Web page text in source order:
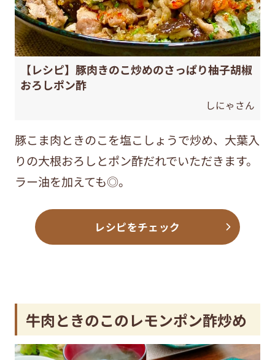
【レシピ】豚肉きのこ炒めのさっぱり柚子胡椒
おろしポン酢
しにゃさん
豚こま肉ときのこを塩こしょうで炒め、大葉入
りの大根おろしとポン酢だれでいただきます。
ラー油を加えても◎。
レシピをチェック
牛肉ときのこのレモンポン酢炒め